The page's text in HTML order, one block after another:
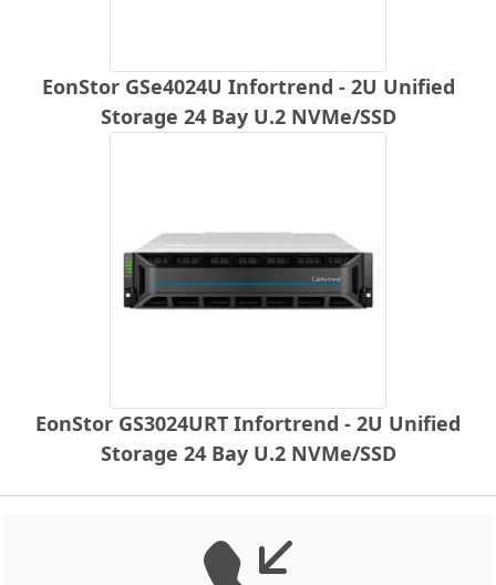
EonStor GSe4024U Infortrend - 2U Unified
Storage 24 Bay U.2 NVMe/SSD
EonStor GS3024URT Infortrend - 2U Unified
Storage 24 Bay U.2 NVMe/SSD